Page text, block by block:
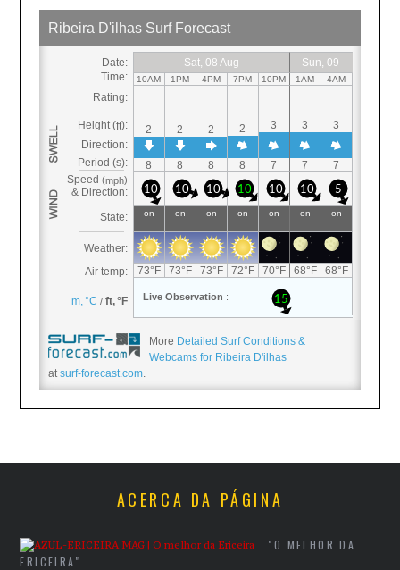
More Detailed Surf Conditions &
Webcams for Ribeira D'ilhas
atsurf-forecast.com.
ACERCA DA PÁGINA
"O MELHOR DA
ERICEIRA"